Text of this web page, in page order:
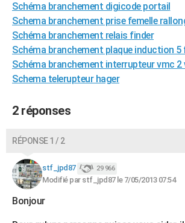
Carte de Noël
Carte Bonne année
Carte Saint-Valentin
Carte Pâques
Carte d'anniversaire
DICTIONNAIRE
Dictionnaire
Biographies
Citations
Expressions
Proverbes
PROGRAMME TV
COPAINS D'AVANT
Bricolage
Lifestyle
Culture
Sport
Auto
Television
Voyage
Cinema
Schéma branchement digicode portail
Schema branchement prise femelle
Schéma branchement relais finder
Schéma branchement plaque induction 5
Schéma branchement interrupteur vmc 2
Schema telerupteur hager
2 réponses
RÉPONSE 1 / 2
stf_jpd87 29 966
Modifié par stf_jpd87 le 7/05/2013 07:54
Bonjour